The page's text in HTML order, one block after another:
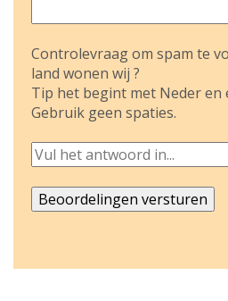
Controlevraag om spam te
land wonen wij ?
Tip het begint met Neder en
Gebruik geen spaties.